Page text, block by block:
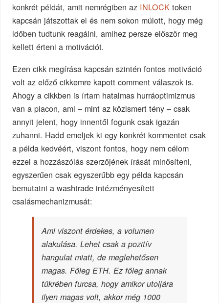
konkrét példát, amit nemrégiben az INLOCK token
kapcsán játszottak el és nem sokon múlott, hogy még
időben tudtunk reagálni, amihez persze először meg
kellett érteni a motivációt.
Ezen cikk megírása kapcsán szintén fontos motiváció
volt az előző cikkemre kapott comment válaszok is.
Ahogy a cikkben is írtam hatalmas hurráoptimizmus
van a piacon, ami – mint az közismert tény – csak
annyit jelent, hogy innentől fogunk csak igazán
zuhanni. Hadd emeljek ki egy konkrét kommentet csak
a példa kedvéért, viszont fontos, hogy nem célom
ezzel a hozzászólás szerzőjének írását minősíteni,
egyszerűen csak egyszerűbb egy példa kapcsán
bemutatni a washtrade intézményesített
csalásmechanizmusát:
Ami viszont érdekes, a volumen
alakulása. Lehet csak a pozitív
hangulat miatt, de meglehetősen
magas. Főleg ETH. Ez főleg annak
tükrében furcsa, hogy amikor utoljára
ilyen magas volt, akkor még 1000